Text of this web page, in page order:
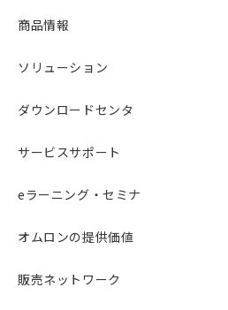
商品情報
ソリューション
ダウンロードセンタ
サービスサポート
eラーニング・セミナ
オムロンの提供価値
販売ネットワーク